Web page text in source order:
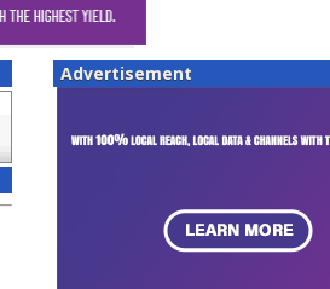
Advertisement